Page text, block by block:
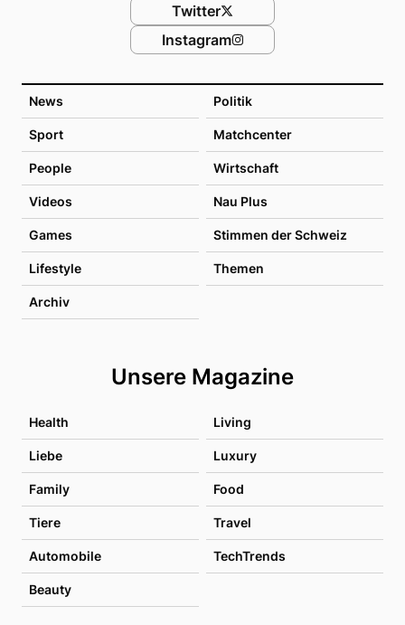
News Politik
Sport Matchcenter
People Wirtschaft
Videos Nau Plus
Games Stimmen der Schweiz
Lifestyle Themen
Archiv
Unsere Magazine
Health Living
Liebe Luxury
Family Food
Tiere Travel
Automobile TechTrends
Beauty
Twitter
Instagram